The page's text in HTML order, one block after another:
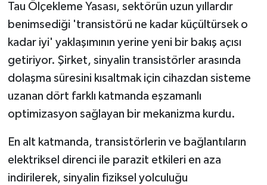
Tau Ölçekleme Yasası, sektörün uzun yıllardır
benimsediği 'transistörü ne kadar küçültürsek o
kadar iyi' yaklaşımının yerine yeni bir bakış açısı
getiriyor. Şirket, sinyalin transistörler arasında
dolaşma süresini kısaltmak için cihazdan sisteme
uzanan dört farklı katmanda eşzamanlı
optimizasyon sağlayan bir mekanizma kurdu.
En alt katmanda, transistörlerin ve bağlantıların
elektriksel direnci ile parazit etkileri en aza
indirilerek, sinyalin fiziksel yolculuğu